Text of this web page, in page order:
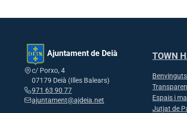
Ajuntament de Deià
c/ Porxo, 4
07179 Deià (Illes Balears)
971 63 90 77
ajuntament@ajdeia.net
TOWN
Espais i
Jutjat de